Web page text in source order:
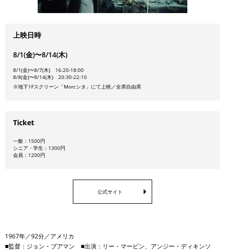
上映日時
8/1(金)〜8/14(木)
8/1(金)〜8/7(木) 16:20-18:00
8/8(金)〜8/14(木) 20:30-22:10
※地下1Fスクリーン「Morcシタ」にて上映／全席自由席
Ticket
一般：1500円
シニア・学生：1300円
会員：1200円
公式サイト
1967年／92分／アメリカ
■監督：ジョン・ブアマン ■出演：リー・マービン、アンジー・ディキンソ